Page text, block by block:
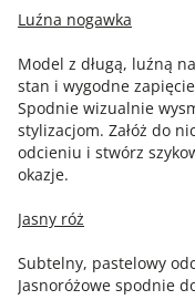
Luźna nogawka
Model z długą, luźną
stan i wygodne
Spodnie wizualnie
stylizacjom. Załóż do
odcieniu i stwórz
okazje.
Jasny róż
Subtelny, pastelowy
Jasnoróżowe spodnie